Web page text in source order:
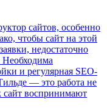
сайтов, особенно
чтобы сайт на этой
недостаточно
Необходима
и регулярная SEO-
— это работа не
сайт воспринимают